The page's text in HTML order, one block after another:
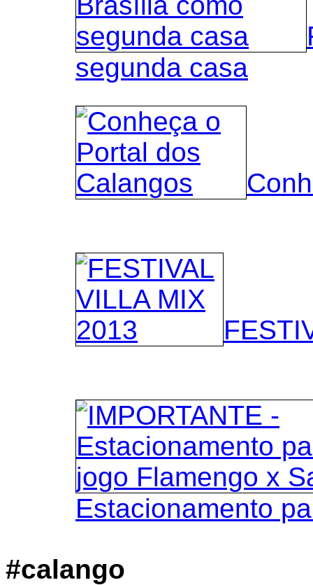
segunda casa
Estacionamento
#calango